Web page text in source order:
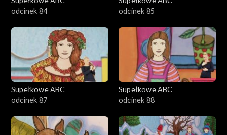
odcinek 84
odcinek 85
Supełkowe ABC
odcinek 87
Supełkowe ABC
odcinek 88